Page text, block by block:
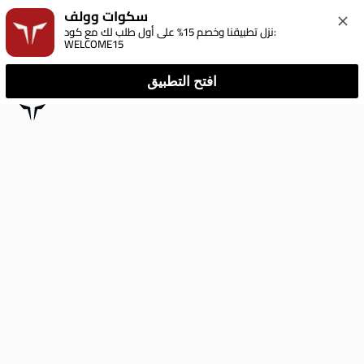
سكوات وولف
نزل تطبيقنا وخصم 15% على أول طلب لك مع كود:
WELCOME15
افتح التطبيق